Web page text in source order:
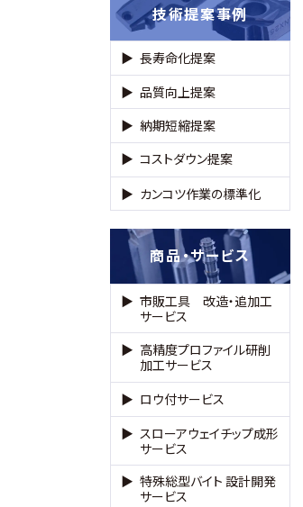
技術提案事例
長寿命化提案
品質向上提案
納期短縮提案
コストダウン提案
カンコツ作業の標準化
商品・サービス
市販工具 改造・追加工
サービス
高精度プロファイル研削
加工サービス
ロウ付サービス
スローアウェイチップ成形
サービス
特殊総型バイト 設計開発
サービス